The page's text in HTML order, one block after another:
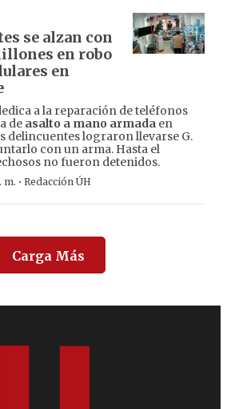
se alzan con
en robo
en
a la reparación de teléfonos
de asalto a mano armada en
delincuentes lograron llevarse G.
con un arma. Hasta el
no fueron detenidos.
m. · Redacción ÚH
Carga Más